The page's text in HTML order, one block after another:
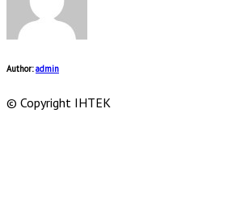
Author:admin
© Copyright ІНТЕК